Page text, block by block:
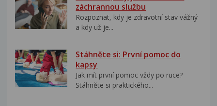
záchrannou službu
Rozpoznat, kdy je zdravotní stav vážný
a kdy už je...
Stáhněte si: První pomoc do
kapsy
Jak mít první pomoc vždy po ruce?
Stáhněte si praktického...